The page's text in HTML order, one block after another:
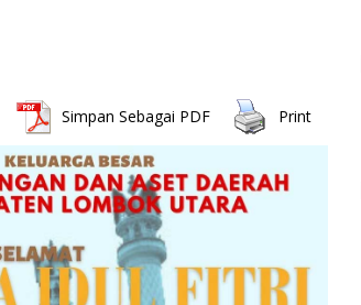
Simpan Sebagai PDF Print